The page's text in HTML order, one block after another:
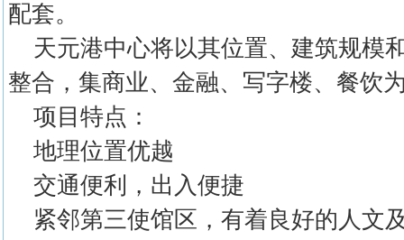
配套。
天元港中心将以其位置、建筑规模
整合，集商业、金融、写字楼、餐饮
项目特点：
地理位置优越
交通便利，出入便捷
紧邻第三使馆区，有着良好的人文